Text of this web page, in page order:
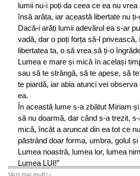
lumii nu-i poți da ceea ce ea nu
însă arăta, iar această libertate nu
Dacă-i arăți lumii adevărul ea s-ar
vadă, dar o poți forța să-l privească,
libertatea ta, o să vrea să ți-o
Lumea e mare și mică în același
sau să te strângă, să te apese, să
te piardă, iar abia atunci vei
ea.
În această lume s-a zbătut Miriam
să nu doarmă, dar când s-a trezit,
mică, încât a aruncat din ea tot ce
păstrând doar forma, umbra, golul și
Lumea noastră, lumea lor, lumea
Lumea LUI!”